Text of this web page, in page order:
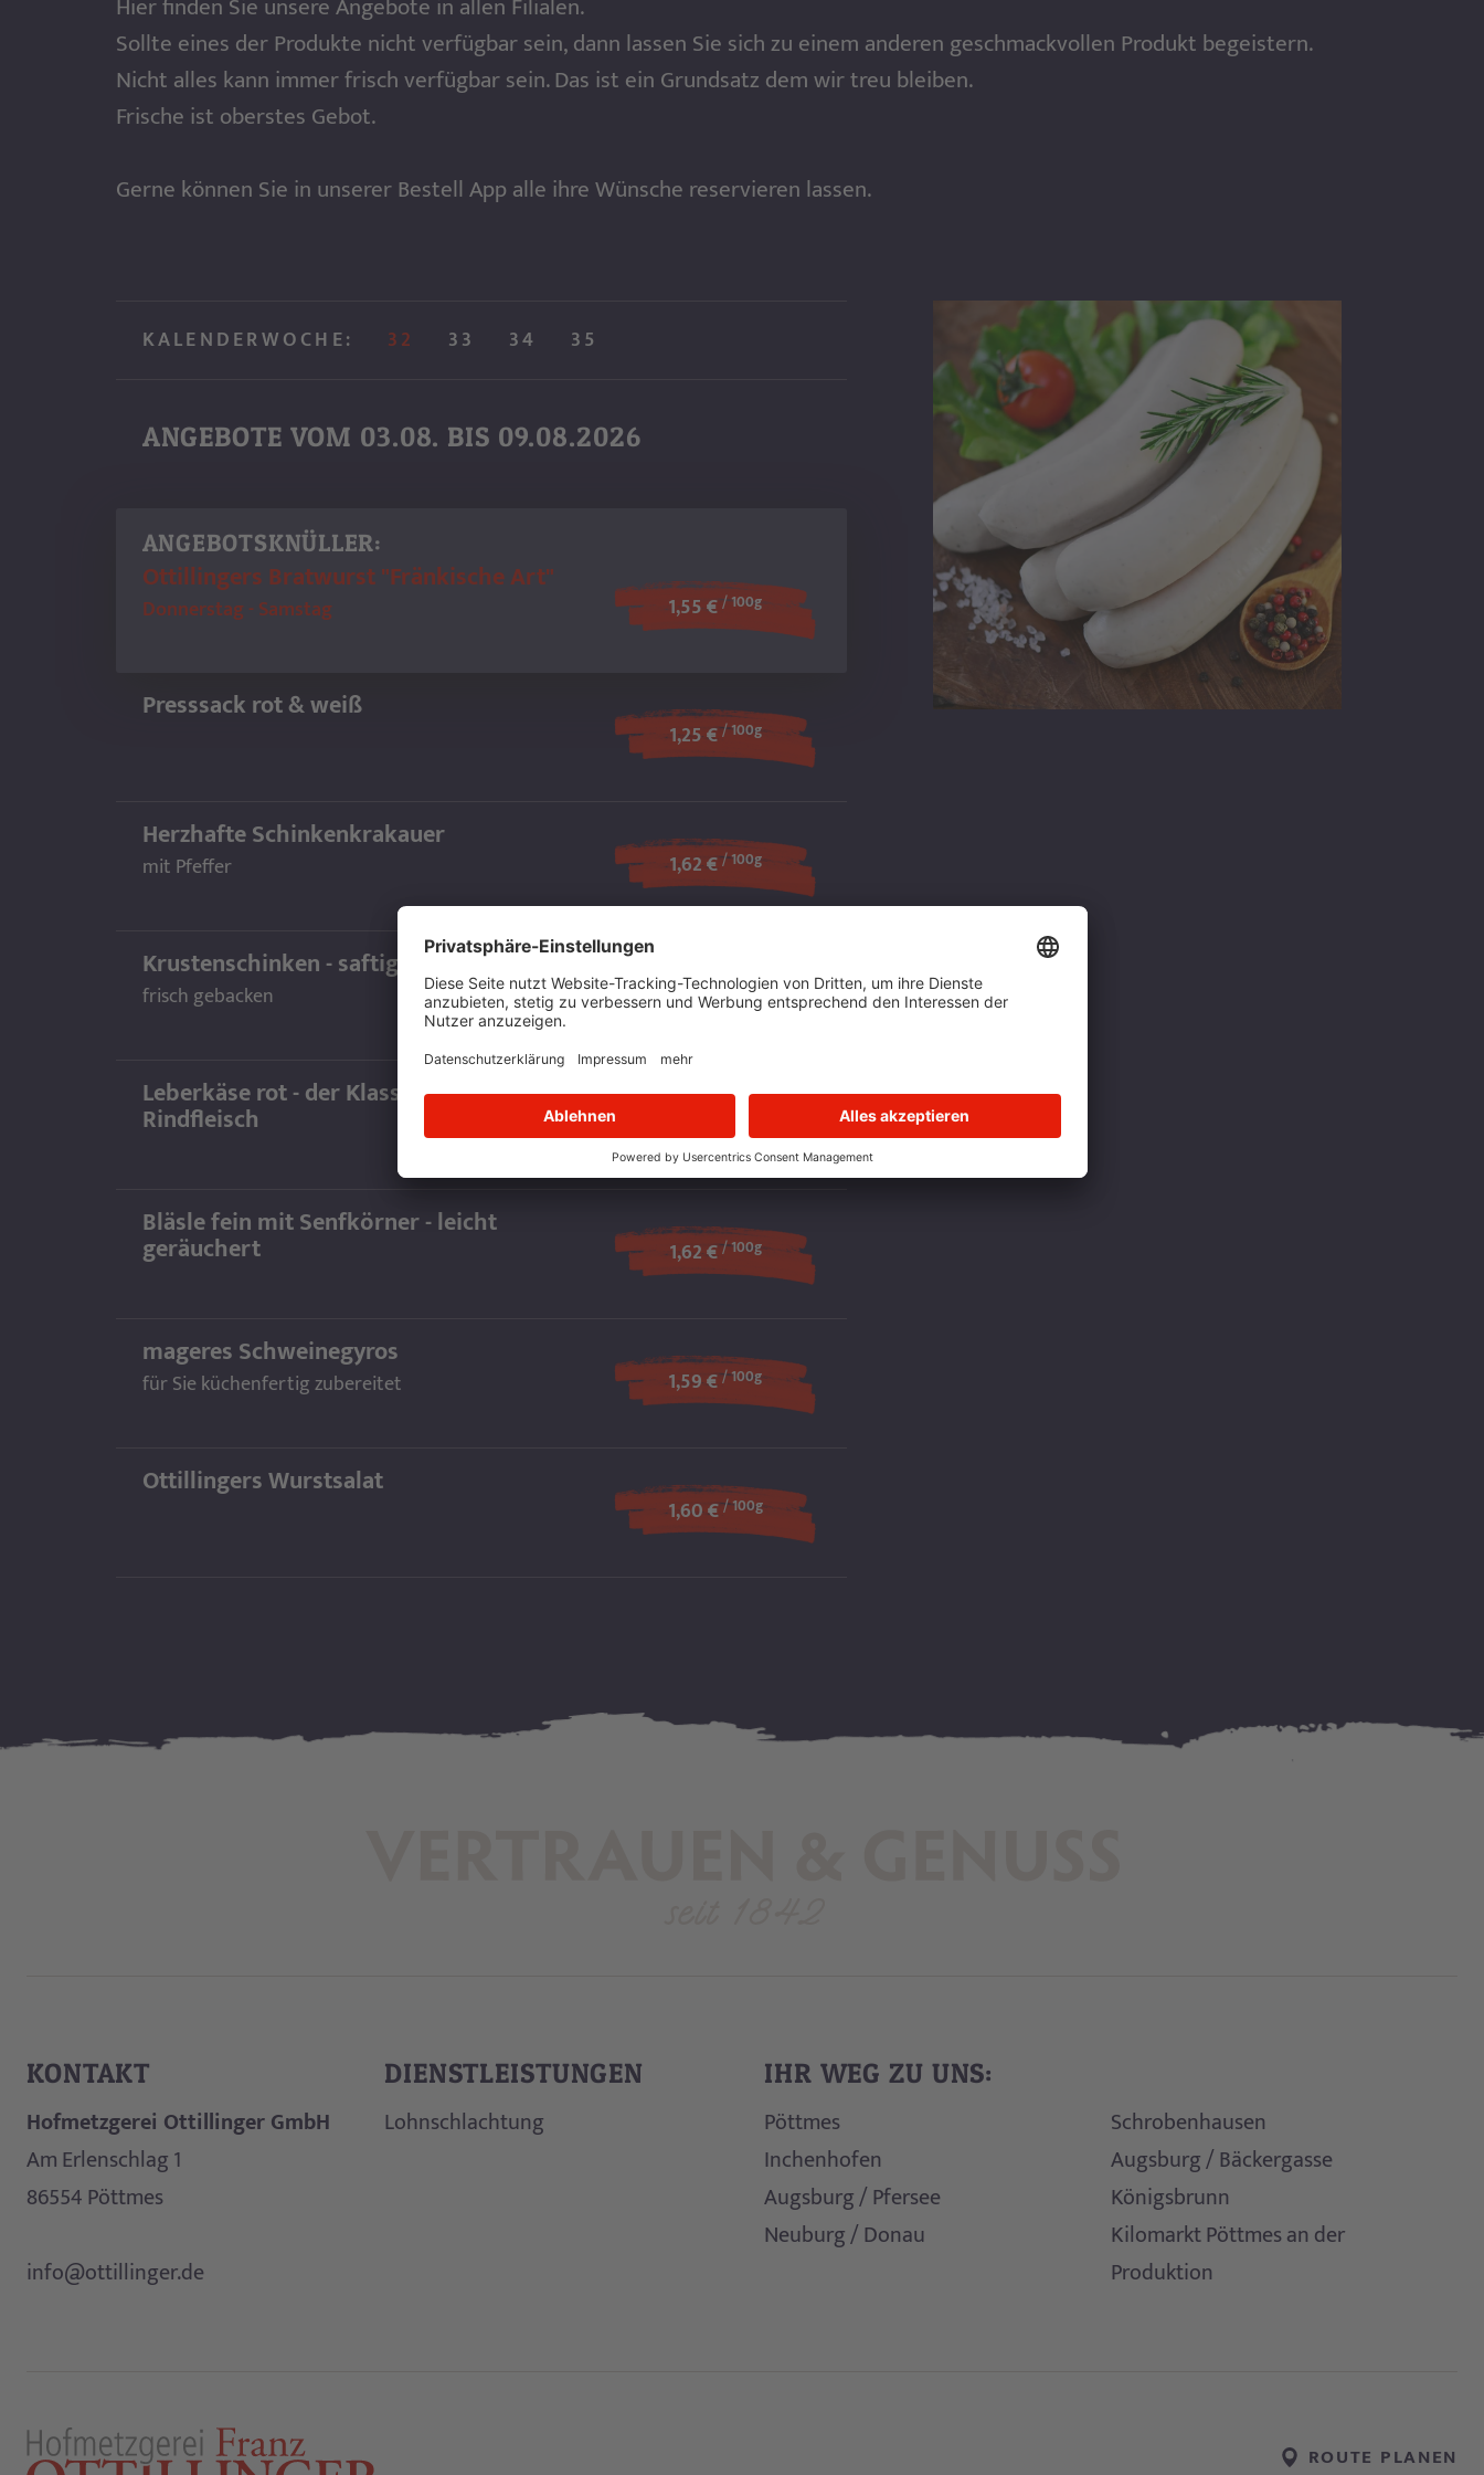
Sollte eines der Produkte nicht verfügbar sein, dann lassen Sie sich zu einem anderen geschmackvollen Produkt begeistern.
Nicht alles kann immer frisch verfügbar sein. Das ist ein Grundsatz dem wir treu bleiben.
Frische ist oberstes Gebot.
Gerne können Sie in unserer Bestell App alle ihre Wünsche reservieren lassen.
KALENDERWOCHE: 32 33 34 35
ANGEBOTE VOM 03.08. BIS 09.08.2026
ANGEBOTSKNÜLLER:
Ottillingers Bratwurst "Fränkische Art"
Donnerstag - Samstag 1,55 €/ 100g
Presssack rot & weiß
1,25 €/ 100g
Herzhafte Schinkenkrakauer
mit Pfeffer 1,62 €/ 100g
Krustenschinken - saftig
frisch gebacken 2,40 €/ 100g
Leberkäse rot - der Klassiker mit
Rindfleisch
Bläsle fein mit Senfkörner - leicht
geräuchert 1,62 €/ 100g
mageres Schweinegyros
für Sie küchenfertig zubereitet 1,59 €/ 100g
Ottillingers Wurstsalat
1,60 €/ 100g
KONTAKT
Hofmetzgerei Ottillinger GmbH
Am Erlenschlag 1
86554Pöttmes
info@ottillinger.de
DIENSTLEISTUNGEN
Lohnschlachtung
IHR WEG ZU UNS:
Pöttmes
Schrobenhausen
Inchenhofen
Augsburg / Bäckergasse
Augsburg / Pfersee
Königsbrunn
Neuburg / Donau
Kilomarkt Pöttmes an der
Produktion
ROUTE PLANEN